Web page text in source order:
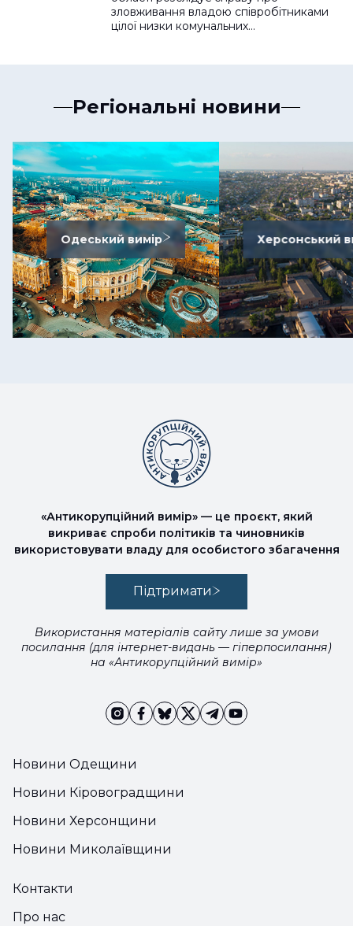
зловживання владою співробітниками
цілої низки комунальних…
Регіональні новини
Одеський вимір Херсонський
Новини Одещини
Новини Кіровоградщини
Новини Херсонщини
Новини Миколаївщини
«Антикорупційний вимір» — це проєкт, який
викриває спроби політиків та чиновників
використовувати владу для особистого збагачення
Підтримати
Використання матеріалів сайту лише за умови
посилання (для інтернет-видань — гіперпосилання)
на «Антикорупційний вимір»
Контакти
Про нас